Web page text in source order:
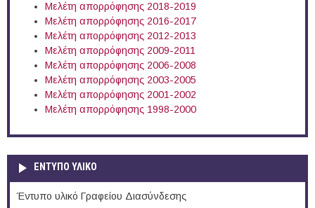
Μελέτη απορρόφησης 2018-2019
Μελέτη απορρόφησης 2016-2017
Μελέτη απορρόφησης 2012-2013
Μελέτη απορρόφησης 2009-2011
Μελέτη απορρόφησης 2006-2008
Μελέτη απορρόφησης 2003-2005
Μελέτη απορρόφησης 2001-2002
Μελέτη απορρόφησης 1998-2000
ΕΝΤΥΠΟ ΥΛΙΚΟ
Έντυπο υλικό Γραφείου Διασύνδεσης